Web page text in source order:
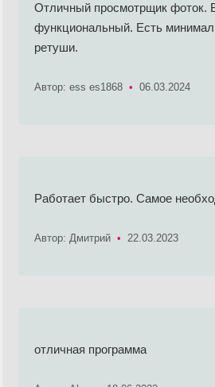
Отличный просмотрщик фоток.
функциональный. Есть
ретуши.
Автор: ess es1868 • 06.03.2024
Работает быстро. Самое
Автор: Дмитрий • 22.03.2023
отличная программа